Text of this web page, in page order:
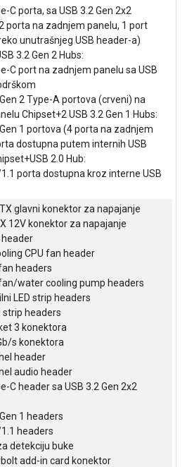
C porta, sa USB 3.2 Gen 2x2
porta na zadnjem panelu, 1 port
unutrašnjeg USB header-a)
3.2 Gen 2 Hubs:
C port na zadnjem panelu sa USB
2 Type-A portova (crveni) na
Chipset+2 USB 3.2 Gen 1 Hubs:
1 portova (4 porta na zadnjem
dostupna putem internih USB
2.0 Hub:
porta dostupna kroz interne USB
glavni konektor za napajanje
12V konektor za napajanje
header
CPU fan header
headers
water cooling pump headers
LED strip headers
strip headers
3 konektora
s konektora
header
audio header
C header sa USB 3.2 Gen 2x2
1 headers
headers
detekciju buke
add-in card konektor